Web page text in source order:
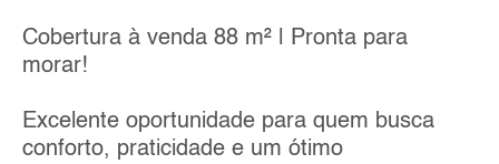
Cobertura à venda 88 m² | Pronta para
morar!
Excelente oportunidade para quem busca
conforto, praticidade e um ótimo